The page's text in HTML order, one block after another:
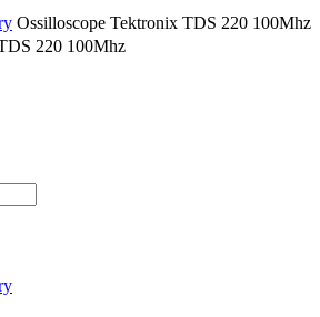
Ossilloscope Tektronix TDS 220 100Mhz
220 100Mhz